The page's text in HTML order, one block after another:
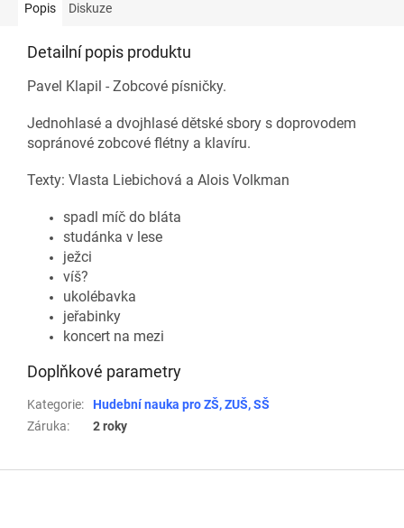
Popis Diskuze
Detailní popis produktu
Pavel Klapil - Zobcové písničky.
Jednohlasé a dvojhlasé dětské sbory s doprovodem
sopránové zobcové flétny a klavíru.
Texty: Vlasta Liebichová a Alois Volkman
spadl míč do bláta
studánka v lese
ježci
víš?
ukolébavka
jeřabinky
koncert na mezi
Doplňkové parametry
Kategorie:
Hudební nauka pro ZŠ, ZUŠ, SŠ
Záruka: 2 roky